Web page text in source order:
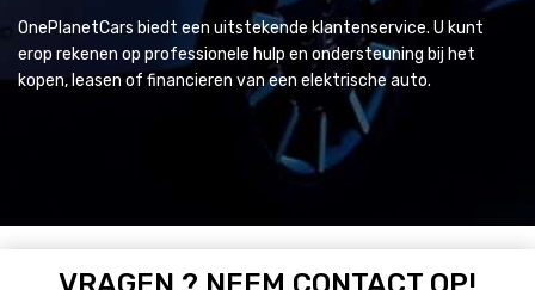
OnePlanetCars biedt een uitstekende klantenservice. U kunt
erop rekenen op professionele hulp en ondersteuning bij het
kopen, leasen of financieren van een elektrische auto.